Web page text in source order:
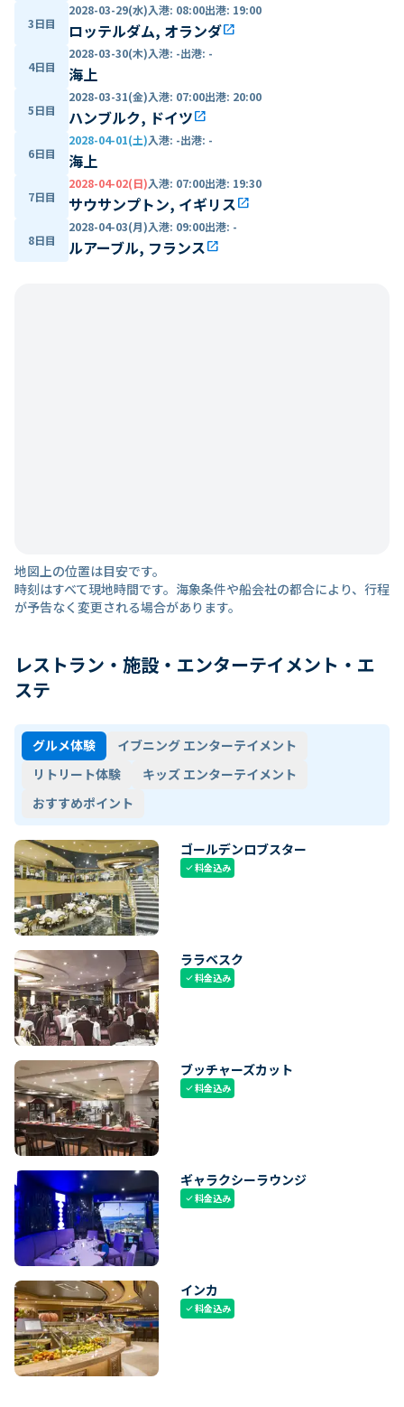
3日目
2028-03-29(水)入港: 08:00出港: 19:00
ロッテルダム, オランダopen_in_new
4日目
2028-03-30(木)入港: -出港: -
海上
5日目
2028-03-31(金)入港: 07:00出港: 20:00
ハンブルク, ドイツopen_in_new
6日目
2028-04-01(土)入港: -出港: -
海上
7日目
2028-04-02(日)入港: 07:00出港: 19:30
サウサンプトン, イギリスopen_in_new
8日目
2028-04-03(月)入港: 09:00出港: -
ルアーブル, フランスopen_in_new
地図上の位置は目安です。
時刻はすべて現地時間です。海象条件や船会社の都合により、行程
が予告なく変更される場合があります。
レストラン・施設・エンターテイメント・エ
ステ
グルメ体験
イブニング エンターテイメント
リトリート体験
キッズ エンターテイメント
おすすめポイント
ゴールデンロブスター
check料金込み
ララベスク
check料金込み
ブッチャーズカット
check料金込み
ギャラクシーラウンジ
check料金込み
インカ
check料金込み